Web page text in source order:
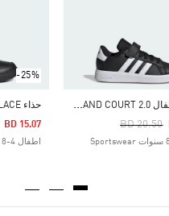
ح
ذاء للأطفال GRAND COURT 2.0
Price Reduced From
BD 20.50
To
-25%
BD 15.07
اطفال 4-8 سنوات Sportswear